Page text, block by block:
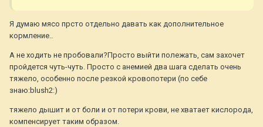
Я думаю мясо прсто отдельно давать как дополнительное
кормление..
А не ходить не пробовали?Просто выйти полежать, сам захочет
пройдется чуть-чуть. Просто с анемией два шага сделать очень
тяжело, особенно после резкой кровопотери (по себе
знаю:blush2:)
тяжело дышит и от боли и от потери крови, не хватает кислорода,
компенсирует таким образом.